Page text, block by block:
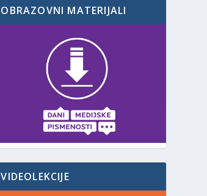
OBRAZOVNI MATERIJALI
VIDEOLEKCIJE